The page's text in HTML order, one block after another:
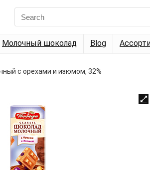
Search
for:
Молочный шоколад Blog
с орехами и изюмом, 32%